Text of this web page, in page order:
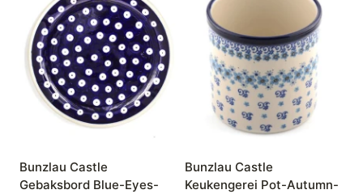
Bunzlau Castle
Gebaksbord Blue-Eyes-
Bunzlau Castle
Keukengerei Pot-Autumn-